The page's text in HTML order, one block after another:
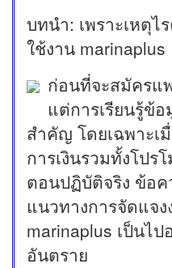
บทนำ: เพราะเหตุไ
ใช้งาน marinaplus
ก่อนที่จะสมัครแ
แต่การเรียนรู้ข้
สำคัญ โดยเฉพาะเ
การเงินรวมทั้งโปร
ตอนปฏิบัติจริง ข้อค
แนวทางการจัดแจ
marinaplus เป็นไ
อันตราย